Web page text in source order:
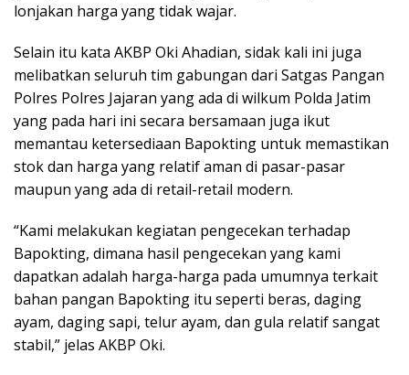
lonjakan harga yang tidak wajar.
Selain itu kata AKBP Oki Ahadian, sidak kali ini juga
melibatkan seluruh tim gabungan dari Satgas Pangan
Polres Polres Jajaran yang ada di wilkum Polda Jatim
yang pada hari ini secara bersamaan juga ikut
memantau ketersediaan Bapokting untuk memastikan
stok dan harga yang relatif aman di pasar-pasar
maupun yang ada di retail-retail modern.
“Kami melakukan kegiatan pengecekan terhadap
Bapokting, dimana hasil pengecekan yang kami
dapatkan adalah harga-harga pada umumnya terkait
bahan pangan Bapokting itu seperti beras, daging
ayam, daging sapi, telur ayam, dan gula relatif sangat
stabil,” jelas AKBP Oki.